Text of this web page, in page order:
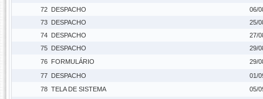
72 DESPACHO
06/
73 DESPACHO
25/
74 DESPACHO
27/
75 DESPACHO
29/
76 FORMULÁRIO
29/
77 DESPACHO
01/
78 TELA DE SISTEMA
05/